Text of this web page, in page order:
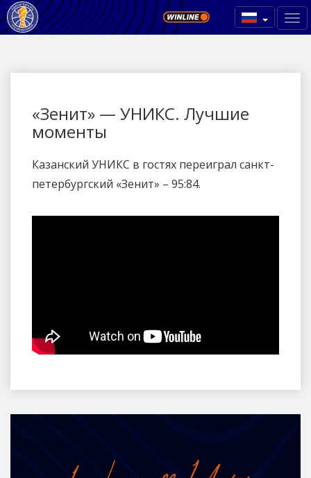
«Зенит» — УНИКС. Лучшие
моменты
Казанский УНИКС в гостях переиграл санкт-
петербургский «Зенит» – 95:84.